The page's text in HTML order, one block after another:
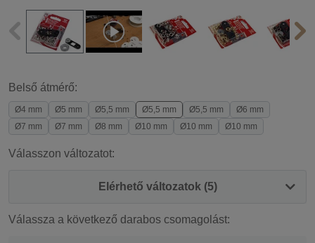
Belső átmérő:
Ø4 mm Ø5 mm Ø5,5 mm Ø5,5 mm Ø5,5 mm
Ø6 mm
Ø7 mm
Ø7 mm Ø8 mm Ø10 mm Ø10 mm Ø10 mm
Válasszon változatot:
Elérhető változatok (5)
Válassza a következő darabos csomagolást: